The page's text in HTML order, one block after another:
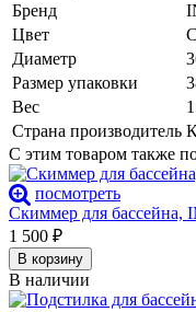
Бренд
Цвет
Диаметр
Размер упаковки
Вес
Страна производитель
С этим товаром также
посмотреть
Скиммер для бассейна,
1 500 ₽
В корзину
В наличии